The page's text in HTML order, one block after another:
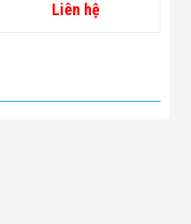
Liên hệ